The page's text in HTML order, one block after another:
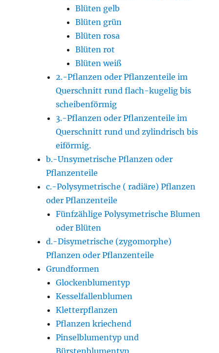
Blüten gelb
Blüten grün
Blüten rosa
Blüten rot
Blüten weiß
2.-Pflanzen oder Pflanzenteile im
Querschnitt rund flach-kugelig bis
scheibenförmig
3.-Pflanzen oder Pflanzenteile im
Querschnitt rund und zylindrisch bis
eiförmig.
b.-Unsymetrische Pflanzen oder
Pflanzenteile
c.-Polysymetrische ( radiäre) Pflanzen
oder Pflanzenteile
Fünfzählige Polysymetrische Blumen
oder Blüten
d.-Disymetrische (zygomorphe)
Pflanzen oder Pflanzenteile
Grundformen
Glockenblumentyp
Kesselfallenblumen
Kletterpflanzen
Pflanzen kriechend
Pinselblumentyp und
Bürstenblumentyp